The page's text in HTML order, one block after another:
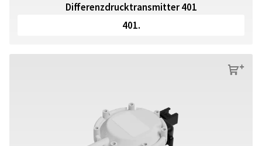
Differenzdrucktransmitter 401
401.
s